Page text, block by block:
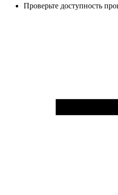
Проверьте доступность